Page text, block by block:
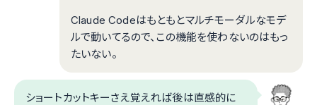
Claude Codeはもともとマルチモーダルなモデ
ルで動いてるので、この機能を使わないのはもっ
たいない。
ショートカットキーさえ覚えれば後は直感的に